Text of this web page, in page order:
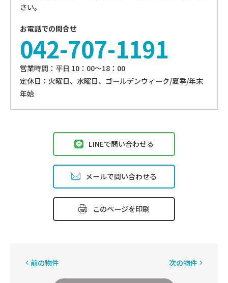
さい。
お電話での問合せ
042-707-1191
営業時間：平⽇ 10：00〜18：00
定休⽇：火曜日、⽔曜⽇、ゴールデンウィーク/夏季/年末
年始
LINEで問い合わせる
メールで問い合わせる
このページを印刷
前の物件 次の物件